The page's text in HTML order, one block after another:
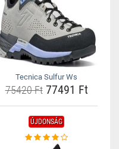
Tecnica Sulfur Ws
75420 Ft77491 Ft
ÚJDONSÁG